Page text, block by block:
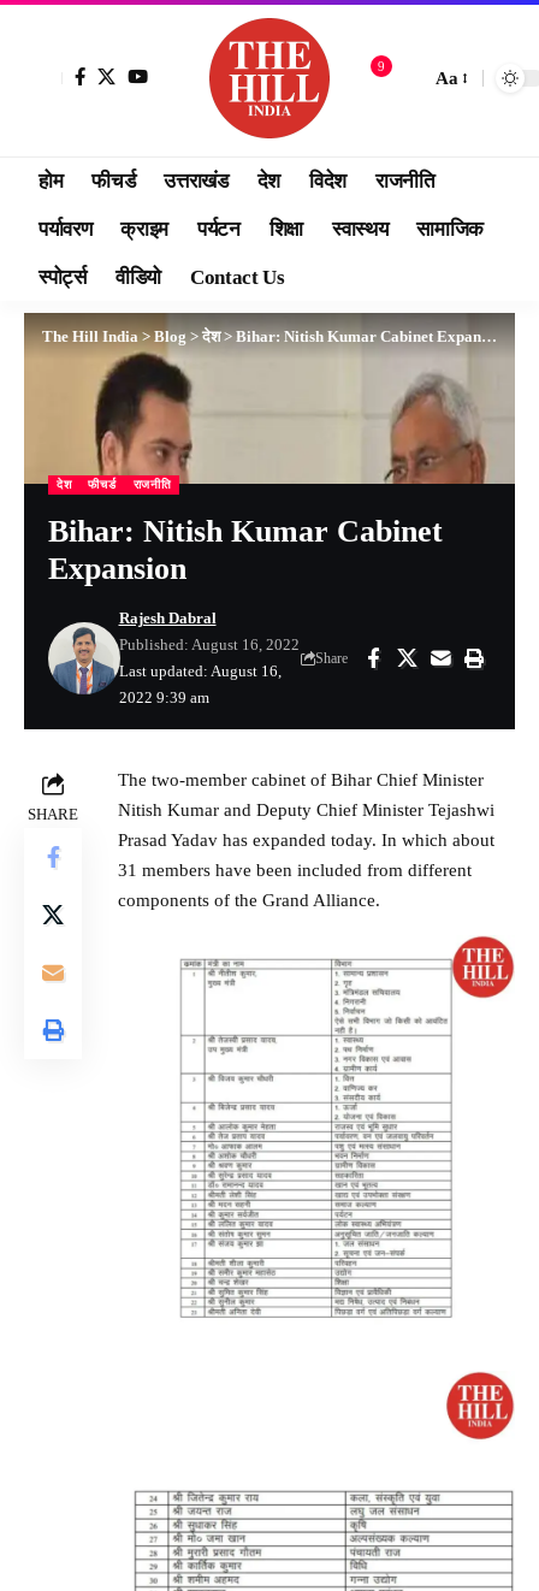
9
Aa
होम फीचर्ड उत्तराखंड देश विदेश राजनीति
पर्यावरण क्राइम पर्यटन शिक्षा स्वास्थय सामाजिक
स्पोर्ट्स वीडियो Contact Us
The Hill India>Blog> देश> Bihar: Nitish Kumar Cabinet Expansion
देश फीचर्ड राजनीति
Bihar: Nitish Kumar Cabinet
Expansion
Last updated: August 16,
2022 9:39 am
Rajesh Dabral
Published: August 16, 2022
Share
SHARE
The two-member cabinet of Bihar Chief Minister
Nitish Kumar and Deputy Chief Minister Tejashwi
Prasad Yadav has expanded today. In which about
31 members have been included from different
components of the Grand Alliance.